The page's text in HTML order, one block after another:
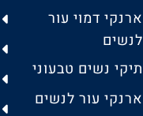
ארנקי דמוי עור
לנשים
תיקי נשים טבעוני
ארנקי עור לנשים